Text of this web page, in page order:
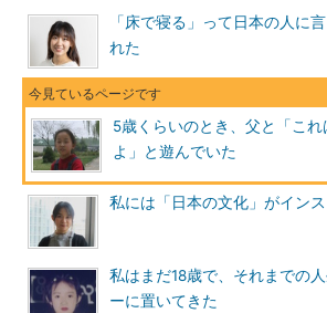
張さん理由はあまりないのですけど、答え
誤や解いたときの達成感が好きなのだと思
どう表せばいいんでしょうかね。そんな感
と算数ばかり勉強していました。
そういえば、幼稚園のころ「頭の中に考
いったゲームがはやっていました。ずっと
で、そのゲームが算数を好きになるきっか
阿部川 PCとの出会いはいつでしたか？
「床で寝る」って日本の人に
れた
5歳くらいのとき、父と「こ
よ」と遊んでいた
私には「日本の文化」がイン
私はまだ18歳で、それまでの
ーに置いてきた